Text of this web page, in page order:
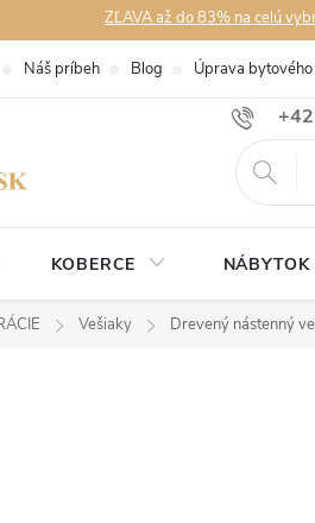
ZĽAVA až do 83% na celú
Náš príbeh Blog Úprava
KOBERCE
Vešiaky Drevený nástenný